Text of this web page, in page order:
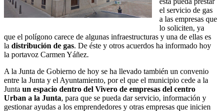
el servicio de gas
a las empresas que
lo soliciten, ya
que el polígono carece de algunas infraestructuras y una de ellas es
la distribución de gas. De éste y otros acuerdos ha informado hoy
la portavoz Carmen Yáñez.
A la Junta de Gobierno de hoy se ha llevado también un convenio
entre la Junta y el Ayuntamiento, por el que el municipio cede a la
Junta un espacio dentro del Vivero de empresas del centro
Urban a la Junta, para que se pueda dar servicio, información y
gestionar ayudas a los emprendedores y otras empresas que inicien